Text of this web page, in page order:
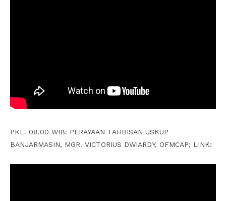
PKL. 08.00 WIB: PERAYAAN TAHBISAN USKUP
BANJARMASIN, MGR. VICTORIUS DWIARDY, OFMCAP; LINK: